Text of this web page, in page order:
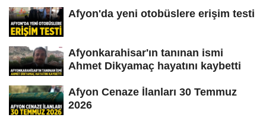
Afyon'da yeni otobüslere erişim testi
Afyonkarahisar'ın tanınan ismi
Ahmet Dikyamaç hayatını kaybetti
Afyon Cenaze İlanları 30 Temmuz
2026